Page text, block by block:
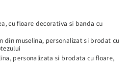
cu floare decorativa si banda cu
din muselina, personalizat si brodat cu
personalizata si brodata cu floare,